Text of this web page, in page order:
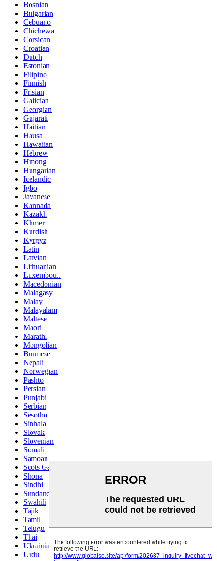
Bosnian
Bulgarian
Cebuano
Chichewa
Corsican
Croatian
Dutch
Estonian
Filipino
Finnish
Frisian
Galician
Georgian
Gujarati
Haitian
Hausa
Hawaiian
Hebrew
Hmong
Hungarian
Icelandic
Igbo
Javanese
Kannada
Kazakh
Khmer
Kurdish
Kyrgyz
Latin
Latvian
Lithuanian
Luxembou..
Macedonian
Malagasy
Malay
Malayalam
Maltese
Maori
Marathi
Mongolian
Burmese
Nepali
Norwegian
Pashto
Persian
Punjabi
Serbian
Sesotho
Sinhala
Slovak
Slovenian
Somali
Samoan
Scots Gaelic
Shona
Sindhi
Sundanese
Swahili
Tajik
Tamil
Telugu
Thai
Ukrainian
Urdu